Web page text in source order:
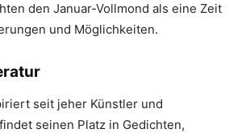
den Januar-Vollmond als eine Zeit
und Möglichkeiten.
seit jeher Künstler und
seinen Platz in Gedichten,